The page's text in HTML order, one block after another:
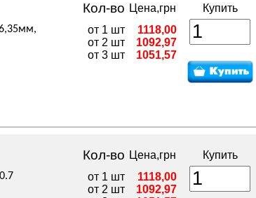
Кол-во Цена,грн
Купить
от 1 шт
от 2 шт
от 3 шт
1118,00
1092,97
1051,57
Кол-во Цена,грн
Купить
от 1 шт
от 2 шт
1118,00
1092,97